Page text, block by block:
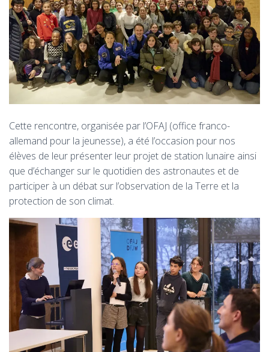
Cette rencontre, organisée par l’OFAJ (office franco-
allemand pour la jeunesse), a été l’occasion pour nos
élèves de leur présenter leur projet de station lunaire ainsi
que d’échanger sur le quotidien des astronautes et de
participer à un débat sur l’observation de la Terre et la
protection de son climat.